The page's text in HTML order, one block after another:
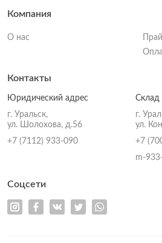
Компания
О нас
Контакты
Юридический адрес
г. Уральск,
ул. Шолохова, д.56
+7 (7112) 933-090
Склад
г.
ул.
+7
m-
Соцсети